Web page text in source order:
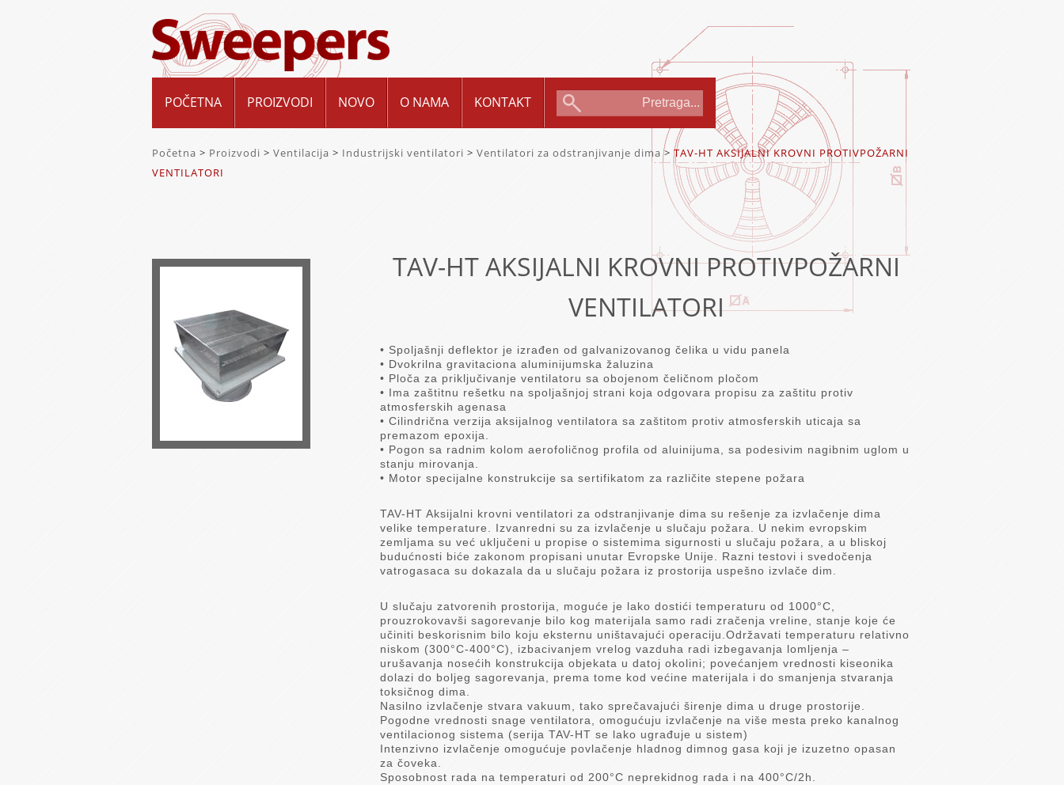
POČETNA PROIZVODI NOVO O NAMA KONTAKT
Početna > Proizvodi > Ventilacija > Industrijski ventilatori > Ventilatori za odstranjivanje dima> TAV-HT AKSIJALNI KROVNI PROTIVPOŽARNI
VENTILATORI
TAV-HT AKSIJALNI KROVNI PROTIVPOŽARNI
VENTILATORI
• Spoljašnji deflektor je izrađen od galvanizovanog čelika u vidu panela
• Dvokrilna gravitaciona aluminijumska žaluzina
• Ploča za priključivanje ventilatoru sa obojenom čeličnom pločom
• Ima zaštitnu rešetku na spoljašnjoj strani koja odgovara propisu za zaštitu protiv
atmosferskih agenasa
• Cilindrična verzija aksijalnog ventilatora sa zaštitom protiv atmosferskih uticaja sa
premazom epoxija.
• Pogon sa radnim kolom aerofoličnog profila od aluinijuma, sa podesivim nagibnim uglom u
stanju mirovanja.
• Motor specijalne konstrukcije sa sertifikatom za različite stepene požara
TAV-HT Aksijalni krovni ventilatori za odstranjivanje dima su rešenje za izvlačenje dima
velike temperature. Izvanredni su za izvlačenje u slučaju požara. U nekim evropskim
zemljama su već uključeni u propise o sistemima sigurnosti u slučaju požara, a u bliskoj
budućnosti biće zakonom propisani unutar Evropske Unije. Razni testovi i svedočenja
vatrogasaca su dokazala da u slučaju požara iz prostorija uspešno izvlače dim.
U slučaju zatvorenih prostorija, moguće je lako dostići temperaturu od 1000°C,
prouzrokovavši sagorevanje bilo kog materijala samo radi zračenja vreline, stanje koje će
učiniti beskorisnim bilo koju eksternu uništavajući operaciju.Održavati temperaturu relativno
niskom (300°C-400°C), izbacivanjem vrelog vazduha radi izbegavanja lomljenja –
urušavanja nosećih konstrukcija objekata u datoj okolini; povećanjem vrednosti kiseonika
dolazi do boljeg sagorevanja, prema tome kod većine materijala i do smanjenja stvaranja
toksičnog dima.
Nasilno izvlačenje stvara vakuum, tako sprečavajući širenje dima u druge prostorije.
Pogodne vrednosti snage ventilatora, omogućuju izvlačenje na više mesta preko kanalnog
ventilacionog sistema (serija TAV-HT se lako ugrađuje u sistem)
Intenzivno izvlačenje omogućuje povlačenje hladnog dimnog gasa koji je izuzetno opasan
za čoveka.
Sposobnost rada na temperaturi od 200°C neprekidnog rada i na 400°C/2h.